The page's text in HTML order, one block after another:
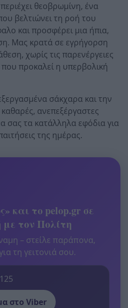
θεοβρωμίνη, ένα
βελτιώνει τη ροή του
και προσφέρει μια ήπια,
Μας κρατά σε εγρήγορση
χωρίς τις παρενέργειες
που προκαλεί η υπερβολική
σάκχαρα και την
ανεπεξέργαστες
σας τα κατάλληλα εφόδια για
της ημέρας.
και το pelop.gr σε
τον Πολίτη
– στείλε παράπονα,
τη γειτονιά σου.
στο Viber